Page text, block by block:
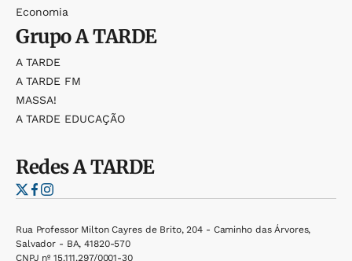
Economia
GrupoA TARDE
A TARDE
A TARDE FM
MASSA!
A TARDE EDUCAÇÃO
RedesA TARDE
Rua Professor Milton Cayres de Brito, 204 - Caminho das Árvores,
Salvador - BA, 41820-570
CNPJ nº 15.111.297/0001-30